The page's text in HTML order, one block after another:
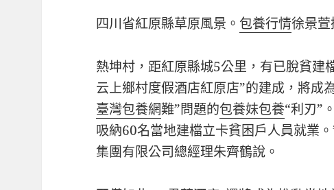
四川省紅原縣草原風景。 包養行情徐景萱
熱坤村，距紅原縣城5公里，有已脫貧建
云上鄉村度假酒店紅原店”的建成，將成
臺灣包養網難”問題的包養妹包養“利刃”
吸納60名當地建檔立卡貧困戶人員就業
集團有限公司總經理朱齊鶴說。